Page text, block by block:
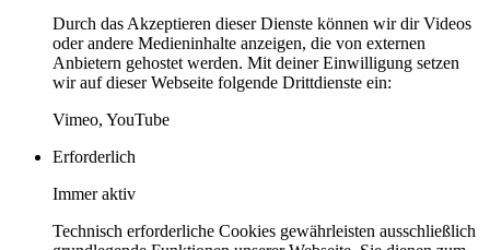
Durch das Akzeptieren dieser Dienste können wir dir Videos
oder andere Medieninhalte anzeigen, die von externen
Anbietern gehostet werden. Mit deiner Einwilligung setzen
wir auf dieser Webseite folgende Drittdienste ein:
Vimeo, YouTube
Erforderlich
Immer aktiv
Technisch erforderliche Cookies gewährleisten ausschließlich